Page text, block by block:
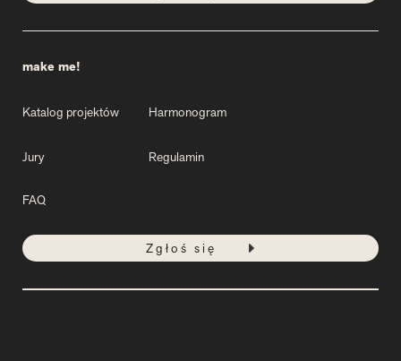
make me!
Katalog projektów Harmonogram
Jury Regulamin
FAQ
Zgłoś się